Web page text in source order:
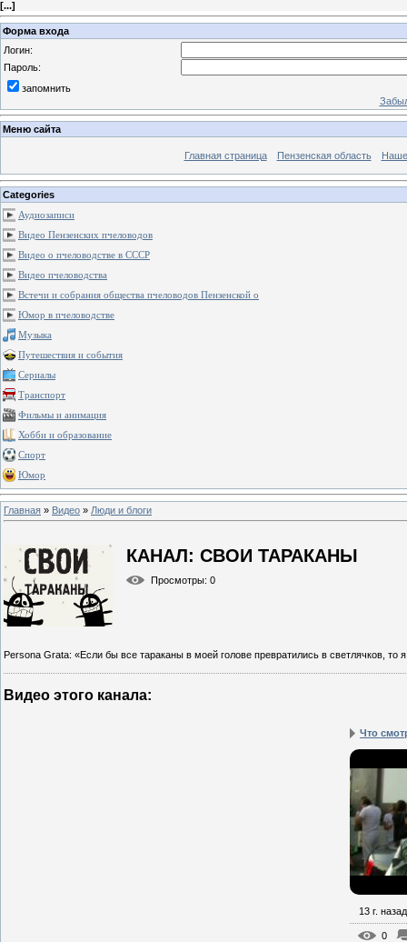
[...]
Форма входа
Логин:
Пароль:
запомнить
Меню сайта
Главная страница Пензенская область
Categories
Аудиозаписи
Видео Пензенских пчеловодов
Видео о пчеловодстве в СССР
Видео пчеловодства
Встечи и собрания общества пчеловодов Пензенской о
Юмор в пчеловодстве
Музыка
Путешествия и события
Сериалы
Транспорт
Фильмы и анимация
Хобби и образование
Спорт
Юмор
Главная » Видео » Люди и блоги
КАНАЛ: СВОИ ТАРАКАНЫ
Просмотры: 0
Persona Grata: «Если бы все тараканы в моей голове превратились в светлячков, то
Видео этого канала:
Что
13 г. назад
0